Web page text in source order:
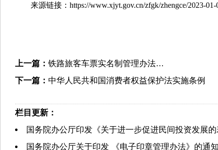
来源链接：https://www.xjyt.gov.cn/zfgk/zhengce/2023-01-
上一篇： 铁路旅客车票实名制管理办法…
下一篇： 中华人民共和国消费者权益保护法实施条例
栏目更新：
国务院办公厅印发《关于进一步促进民间投资发展
国务院办公厅关于印发 《电子印章管理办法》的通